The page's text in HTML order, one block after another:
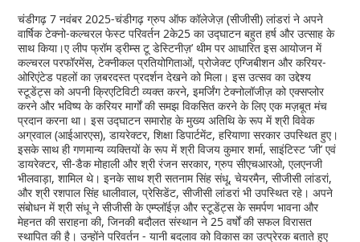
चंडीगढ़ 7 नवंबर 2025-चंडीगढ़ ग्रुप ऑफ कॉलेजेज़ (सीजीसी) लांडरां ने अपने
वार्षिक टेक्नो-कल्चरल फेस्ट परिवर्तन 2के25 का उद्घाटन बहुत हर्ष और उत्साह के
साथ किया।ए लीप फ्रॉम ड्रीम्स टू डेस्टिनीज़’ थीम पर आधारित इस आयोजन में
कल्चरल परफॉरमेंस, टेक्नीकल प्रतियोगिताओं, प्रोजेक्ट एग्जिबीशन और करियर-
ओरिएंटेड पहलों का ज़बरदस्त प्रदर्शन देखने को मिला। इस उत्सव का उद्देश्य
स्टूडेंट्स को अपनी क्रिएटिविटी व्यक्त करने, इमर्जिंग टेक्नोलॉजीज़ को एक्सप्लोर
करने और भविष्य के करियर मार्गों की समझ विकसित करने के लिए एक मज़बूत मंच
प्रदान करना था। इस उद्घाटन समारोह के मुख्य अतिथि के रूप में श्री विवेक
अग्रवाल (आईआरएस), डायरेक्टर, शिक्षा डिपार्टमेंट, हरियाणा सरकार उपस्थित हुए।
इसके साथ ही गणमान्य व्यक्तियों के रूप में श्री विजय कुमार शर्मा, साइंटिस्ट ‘जी’ एवं
डायरेक्टर, सी-डैक मोहाली और श्री रंजन सरकार, ग्रुप सीएचआरओ, एलएनजी
भीलवाड़ा, शामिल थे। इनके साथ श्री सतनाम सिंह संधू, चेयरमैन, सीजीसी लांडरां,
और श्री रशपाल सिंह धालीवाल, प्रेसिडेंट, सीजीसी लांडरां भी उपस्थित रहे। अपने
संबोधन में श्री संधू ने सीजीसी के एम्प्लॉईज़ और स्टूडेंट्स के समर्पण भावना और
मेहनत की सराहना की, जिनकी बदौलत संस्थान ने 25 वर्षों की सफल विरासत
स्थापित की है। उन्होंने परिवर्तन - यानी बदलाव को विकास का उत्प्रेरक बताते हुए